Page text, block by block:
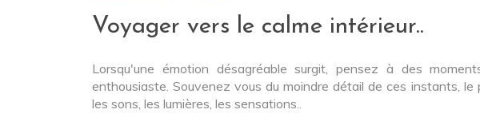
Voyager vers le calme intérieur..
Lorsqu'une émotion désagréable surgit, pensez à des
enthousiaste. Souvenez vous du moindre détail de ces instants, le
les sons, les lumières, les sensations..